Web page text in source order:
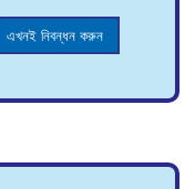
এখনই নিবন্ধন করুন